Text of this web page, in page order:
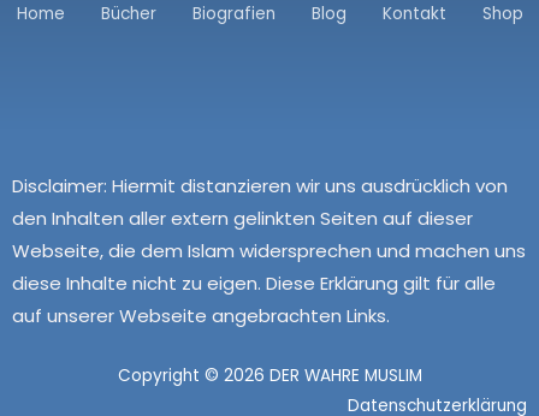
Home Bücher Biografien Blog Kontakt Shop
Disclaimer: Hiermit distanzieren wir uns ausdrücklich von
den Inhalten aller extern gelinkten Seiten auf dieser
Webseite, die dem Islam widersprechen und machen uns
diese Inhalte nicht zu eigen. Diese Erklärung gilt für alle
auf unserer Webseite angebrachten Links.
Copyright © 2026 DER WAHRE MUSLIM
Datenschutzerklärung